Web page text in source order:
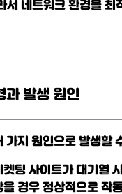
서 네트워크 환경을
과 발생 원인
가지 원인으로 발생할
팅 사이트가 대기열
경우 정상적으로 작